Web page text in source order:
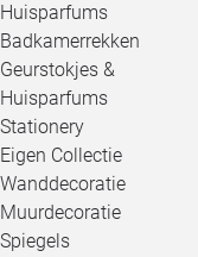
Huisparfums
Badkamerrekken
Geurstokjes &
Huisparfums
Stationery
Eigen Collectie
Wanddecoratie
Muurdecoratie
Spiegels